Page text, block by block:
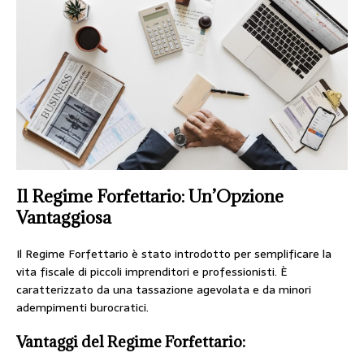
Il Regime Forfettario: Un’Opzione
Vantaggiosa
Il Regime Forfettario è stato introdotto per semplificare la
vita fiscale di piccoli imprenditori e professionisti. È
caratterizzato da una tassazione agevolata e da minori
adempimenti burocratici.
Vantaggi del Regime Forfettario: